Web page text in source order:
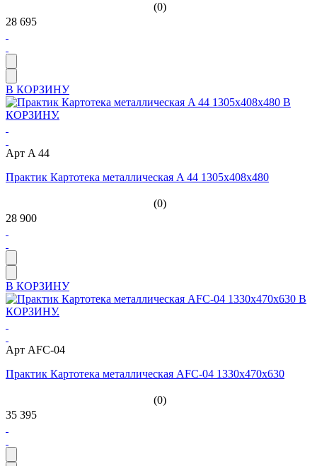
(0)
28 695
В КОРЗИНУ
Арт A 44
Практик Картотека металлическая A 44 1305x408x480
(0)
28 900
В КОРЗИНУ
Арт AFC-04
Практик Картотека металлическая AFC-04 1330x470x630
(0)
35 395